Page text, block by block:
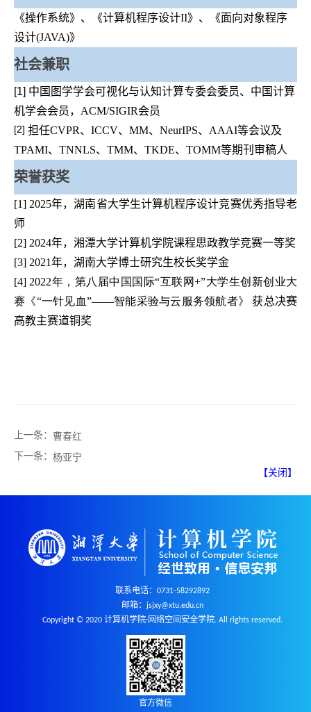
《操作系统》、《计算机程序设计II》、《面向对象程序
设计(JAVA)》
社会兼职
[1] 中国图学学会可视化与认知计算专委会委员、中国计算
机学会会员， ACM/SIGIR会员
[2] 担任CVPR、ICCV、MM、NeurIPS、AAAI等会议及
TPAMI、TNNLS、TMM、TKDE、TOMM等期刊 审稿人
荣誉获奖
[1] 2025年，湖南省大学生计算机程序设计竞赛优秀指导老
师
[2] 2024年， 湘潭大学计算机学院课程思政教学竞赛一等奖
[3] 2021年，湖南大学博士研究生校长奖学金
[4] 2022年， 第八届中国国际“互联网+”大学生创新创业大
赛《“一针见血”——智能采验与云服务领航者》
获总决赛
高教主赛道铜奖
上一条： 曹春红
下一条： 杨亚宁
【关闭】
联系电话：0731-58292892
邮箱：jsjxy@xtu.edu.cn
Copyright © 2020 计算机学院·网络空间安全学院. All rights reserved.
官方微信